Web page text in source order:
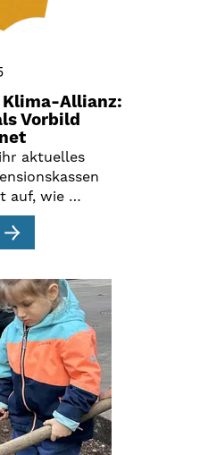
Allianz:
Vorbild
aktuelles
auf, wie …